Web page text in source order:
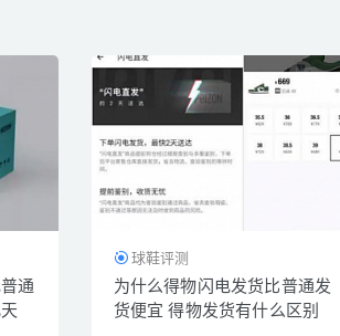
通
球鞋评测
为什么得物闪电发货比普通发
货便宜 得物发货有什么区别
代刷网平台 免费永久Q钻名片赞点击就送！